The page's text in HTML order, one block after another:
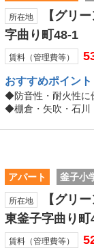
所在地
【グリ
字曲り町48-1
賃料（管理費等）
おすすめポイント
◆防音性・耐火性に
◆棚倉・矢吹・石川
アパート 釜子
所在地
【グリ
東釜子字曲り町
賃料（管理費等）